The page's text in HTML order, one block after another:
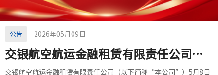
公告 2026年05月09日
交银航空航运金融租赁有限责任公司关于董事、董事长任职资格获监管机构核准的公告
交银航空航运金融租赁有限责任公司（以下简称“本公司”）5月8日